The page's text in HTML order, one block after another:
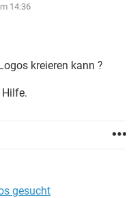
14:36
kreieren kann ?
gesucht